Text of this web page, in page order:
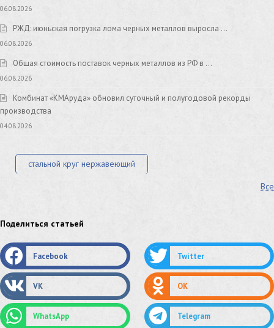
06.08.2026
РЖД: июньская погрузка лома черных металлов выросла …
06.08.2026
Общая стоимость поставок черных металлов из РФ в …
06.08.2026
Комбинат «КМАруда» обновил суточный и полугодовой рекорды
производства
04.08.2026
стальной круг нержавеющий
труба оцинкованная труба нержавеющая
труба стальная сетка нержавеющая
сетка оцинкованная сетка стальная
сетка из нержавеющей стали
Все
Поделиться статьей
Facebook Twitter
VK OK
WhatsApp Telegram